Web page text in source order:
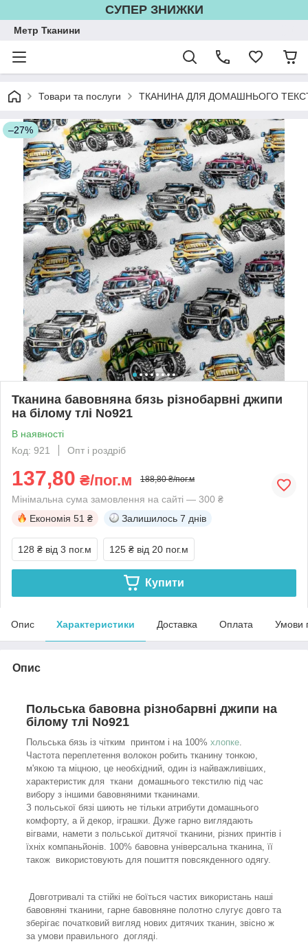
СУПЕР ЗНИЖКИ
Метр Тканини
Товари та послуги ТКАНИНА ДЛЯ ДОМАШНЬОГО
–27%
Тканина бавовняна бязь різнобарвні джипи
на білому тлі No921
В наявності
Код: 921
Опт і роздріб
137,80 ₴/пог.м 188,80 ₴/пог.м
Мінімальна сума замовлення на сайті — 300 ₴
Економія 51 ₴ Залишилось 7 днів
128 ₴ від 3 пог.м 125 ₴ від 20 пог.м
Купити
Опис Характеристики Доставка Оплата Умови
Опис
Польська бавовна різнобарвні джипи на
білому тлі No921
Польська бязь із чітким принтом і на 100% хлопке
Частота переплетення волокон робить тканину тонкою,
м'якою та міцною, це необхідний, один із найважливіших,
характеристик для ткани домашнього текстилю під час
вибору з іншими бавовняними тканинами.
З польської бязі шиють не тільки атрибути домашнього
комфорту, а й декор, іграшки. Дуже гарно виглядають
вігвами, намети з польської дитячої тканини, різних принтів і
їхніх компаньйонів. 100% бавовна універсальна тканина, її
також використовують для пошиття повсякденного одягу.
Довготривалі та стійкі не боїться частих використань наші
бавовняні тканини, гарне бавовняне полотно слугує довго та
зберігає початковий вигляд нових дитячих тканин, звісно ж
за умови правильного догляді.